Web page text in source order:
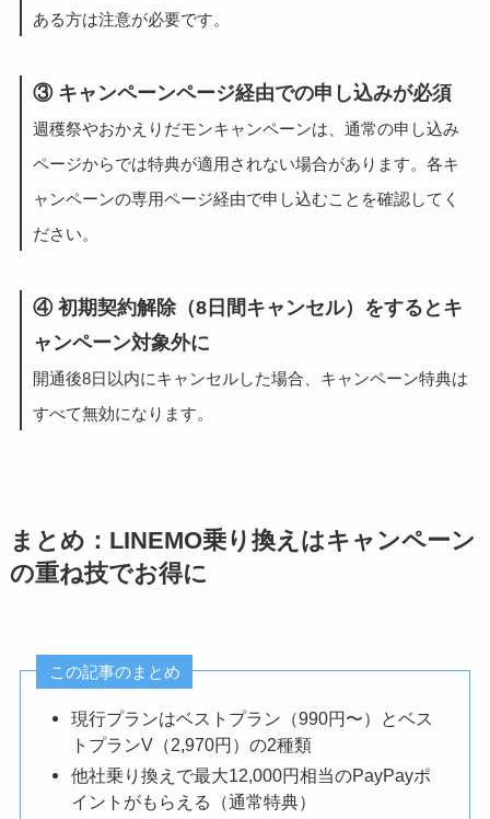
ある方は注意が必要です。
③ キャンペーンページ経由での申し込みが必須
週穫祭やおかえりだモンキャンペーンは、通常の申し込み
ページからでは特典が適用されない場合があります。各キ
ャンペーンの専用ページ経由で申し込むことを確認してく
ださい。
④ 初期契約解除（8日間キャンセル）をするとキ
ャンペーン対象外に
開通後8日以内にキャンセルした場合、キャンペーン特典は
すべて無効になります。
まとめ：LINEMO乗り換えはキャンペーン
の重ね技でお得に
この記事のまとめ
現行プランはベストプラン（990円〜）とベス
トプランV（2,970円）の2種類
他社乗り換えで最大12,000円相当のPayPayポ
イントがもらえる（通常特典）